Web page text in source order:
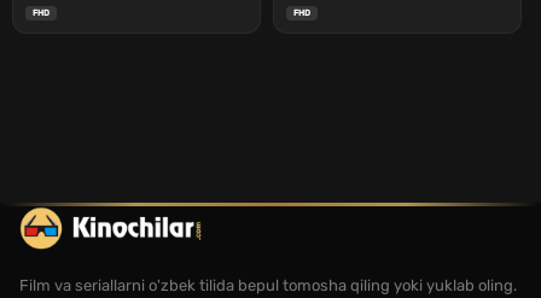
FHD FHD
Film va seriallarni o'zbek tilida bepul tomosha qiling yoki yuklab oling.